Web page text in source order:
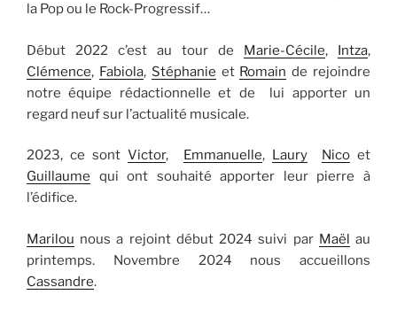
la Pop ou le Rock-Progressif…
Début 2022 c’est au tour de Marie-Cécile, Intza,
Clémence, Fabiola, Stéphanie et Romain de rejoindre
notre équipe rédactionnelle et de lui apporter un
regard neuf sur l’actualité musicale.
2023, ce sontVictor, Emmanuelle, Laury Nicoet
Guillaume qui ont souhaité apporter leur pierre à
l’édifice.
Marilou nous a rejoint début 2024 suivi par Maël au
printemps. Novembre 2024 nous accueillons
Cassandre.